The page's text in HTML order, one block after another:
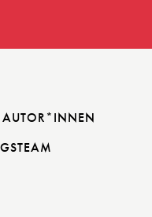
AUTOR*INNEN